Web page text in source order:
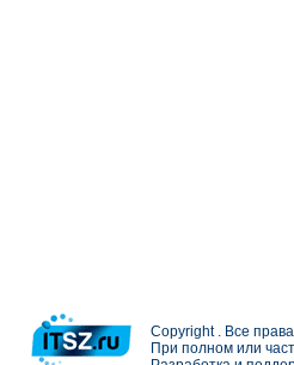
Copyright . Все
При полном или